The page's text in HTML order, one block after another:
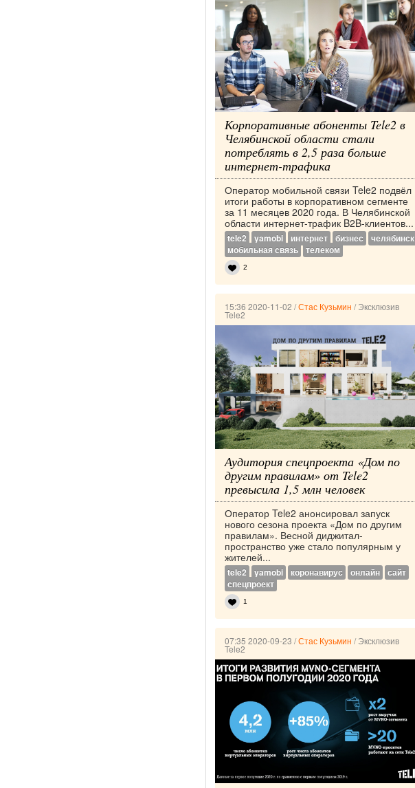
Корпоративные абоненты Tele2 в
Челябинской области стали
потреблять в 2,5 раза больше
интернет-трафика
Оператор мобильной связи Tele2 подвёл
итоги работы в корпоративном сегменте
за 11 месяцев 2020 года. В Челябинской
области интернет-трафик B2B-клиентов...
tele2 yamobi интернет бизнес
челябинск
мобильная связь
телеком
2
15:36 2020-11-02 /Стас Кузьмин /Эксклюзив
Tele2
Аудитория спецпроекта «Дом по
другим правилам» от Tele2
превысила 1,5 млн человек
Оператор Tele2 анонсировал запуск
нового сезона проекта «Дом по другим
правилам». Весной диджитал-
пространство уже стало популярным у
жителей...
tele2 yamobi коронавирус онлайн
сайт
спецпроект
1
07:35 2020-09-23 /Стас Кузьмин /Эксклюзив
Tele2